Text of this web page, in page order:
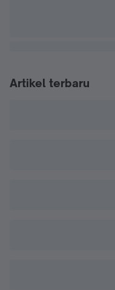
Artikel terbaru